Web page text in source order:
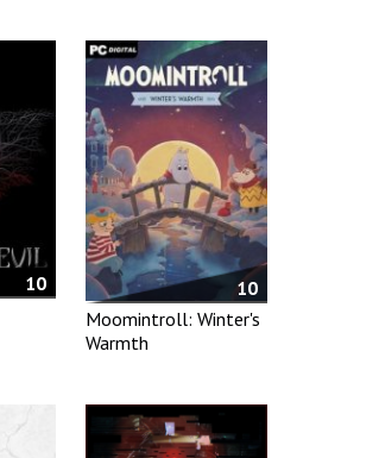
10
10
Moomintroll: Winter's
Warmth